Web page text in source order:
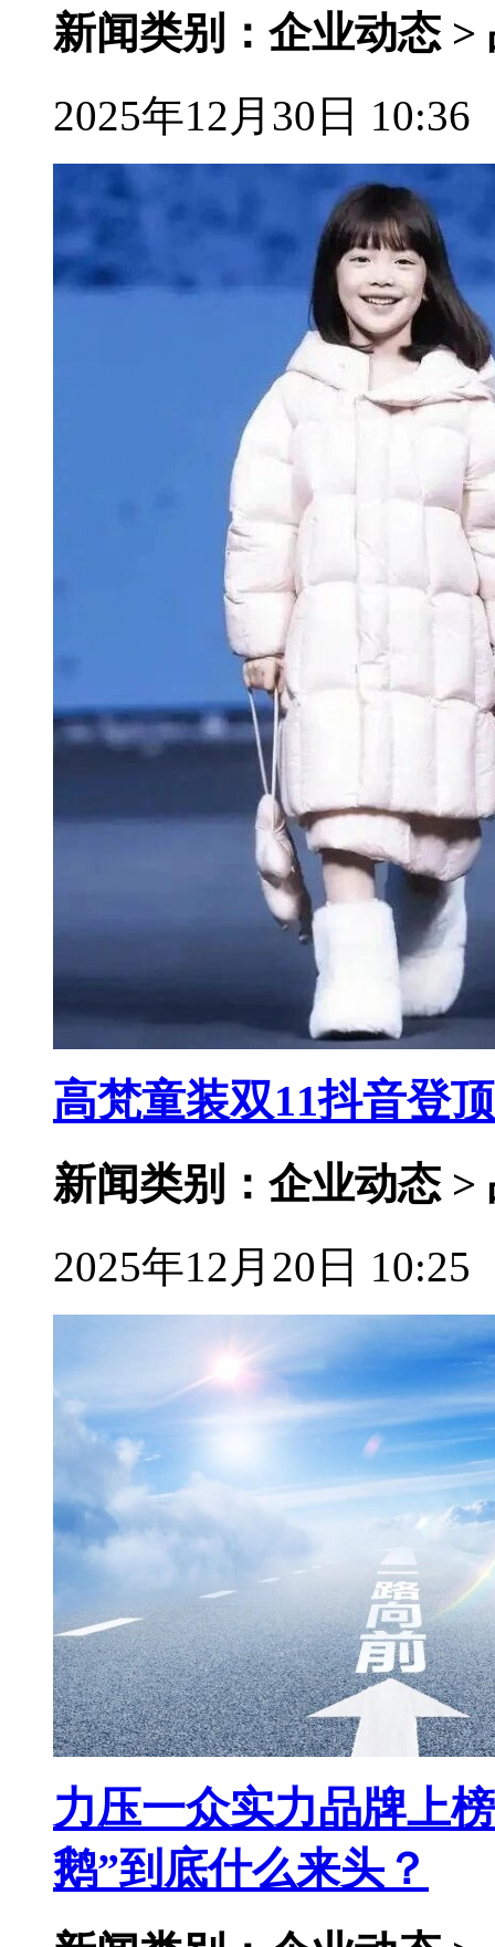
新闻类别：企业动态 >
2025年12月30日 10:36
高梵童装双11抖音登
新闻类别：企业动态 >
2025年12月20日 10:25
力压一众实力品牌上
鹅”到底什么来头？